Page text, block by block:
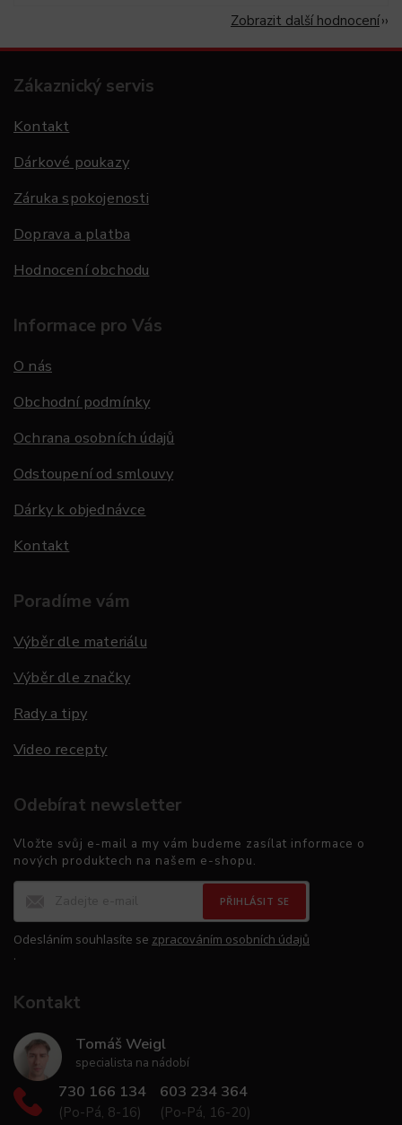
Zobrazit další hodnocení
Zákaznický servis
Kontakt
Dárkové poukazy
Záruka spokojenosti
Doprava a platba
Hodnocení obchodu
Informace pro Vás
O nás
Obchodní podmínky
Ochrana osobních údajů
Odstoupení od smlouvy
Dárky k objednávce
Kontakt
Poradíme vám
Výběr dle materiálu
Výběr dle značky
Rady a tipy
Video recepty
Odebírat newsletter
Vložte svůj e-mail a my vám budeme zasílat informace o
nových produktech na našem e-shopu.
PŘIHLÁSIT SE
Odesláním souhlasíte se zpracováním osobních údajů
.
Kontakt
Tomáš Weigl
specialista na nádobí
730 166 134
(Po-Pá, 8-16)
603 234 364
(Po-Pá, 16-20)